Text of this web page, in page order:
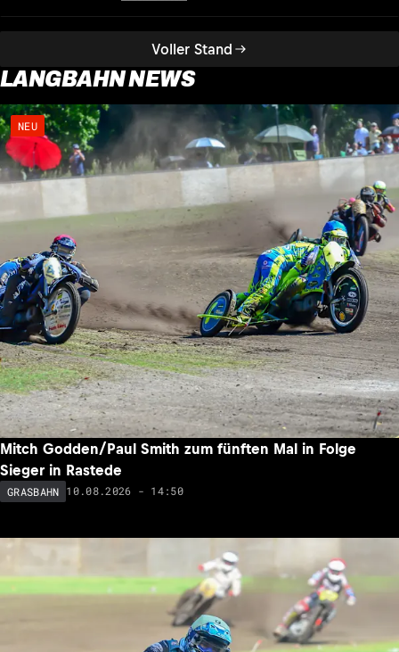
Voller Stand
LANGBAHN NEWS
NEU
Mitch Godden/Paul Smith zum fünften Mal in Folge
Sieger in Rastede
GRASBAHN 10.08.2026 - 14:50